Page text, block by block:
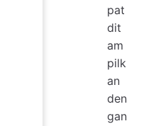
pat
dit
am
pilk
an
den
gan